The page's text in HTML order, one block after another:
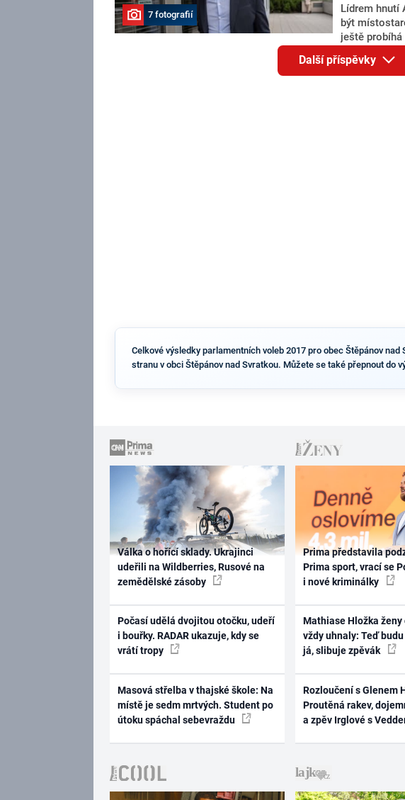
7 fotografií
Lídrem hnutí
být
ještě
Jana
redakci
Benkovič. O
Další příspěvky
Celkové výsledky parlamentních voleb 2017 pro obec Štěpánov
stranu v obci Štěpánov nad Svratkou. Můžete se také přepnout do
Válka o hořící sklady. Ukrajinci
udeřili na Wildberries, Rusové na
zemědělské zásoby
Počasí udělá dvojitou otočku, udeří
i bouřky. RADAR ukazuje, kdy se
vrátí tropy
Masová střelba v thajské škole: Na
místě je sedm mrtvých. Student po
útoku spáchal sebevraždu
Prima představila
Prima sport, vrací se
i nové kriminálky
Mathiase Hložka ženy
vždy uhnaly: Teď
já, slibuje zpěvák
Rozloučení s Glenem
Proutěná rakev,
a zpěv Irglové s